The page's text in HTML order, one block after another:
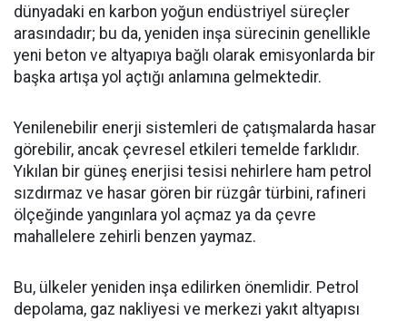
dünyadaki en karbon yoğun endüstriyel süreçler
arasındadır; bu da, yeniden inşa sürecinin genellikle
yeni beton ve altyapıya bağlı olarak emisyonlarda bir
başka artışa yol açtığı anlamına gelmektedir.
Yenilenebilir enerji sistemleri de çatışmalarda hasar
görebilir, ancak çevresel etkileri temelde farklıdır.
Yıkılan bir güneş enerjisi tesisi nehirlere ham petrol
sızdırmaz ve hasar gören bir rüzgâr türbini, rafineri
ölçeğinde yangınlara yol açmaz ya da çevre
mahallelere zehirli benzen yaymaz.
Bu, ülkeler yeniden inşa edilirken önemlidir. Petrol
depolama, gaz nakliyesi ve merkezi yakıt altyapısı